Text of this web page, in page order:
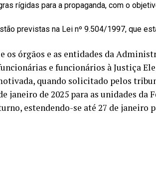
rígidas para a propaganda, com o
previstas na Lei nº 9.504/1997, que
os órgãos e as entidades da
e funcionários à Justiça
quando solicitado pelos
janeiro de 2025 para as unidades da
estendendo-se até 27 de janeiro